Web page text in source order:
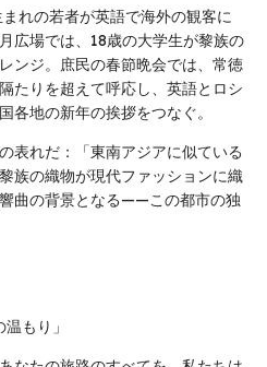
れの若者が英語で海外の観客に
広場では、18歳の大学生が黎族の
ンジ。庶民の春節晩会では、常徳
たりを超えて呼応し、英語とロシ
各地の新年の挨拶をつなぐ。
表れだ：「東南アジアに似ている
族の織物が現代ファッションに織
曲の背景となる——この都市の独
もり」